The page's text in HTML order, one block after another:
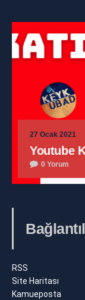
27 Ocak 2021
Youtube
0 Yorum
RSS
Site Haritası
Kamueposta